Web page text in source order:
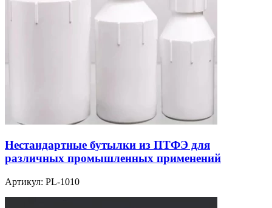
Нестандартные бутылки из ПТФЭ для
различных промышленных применений
Артикул: PL-1010